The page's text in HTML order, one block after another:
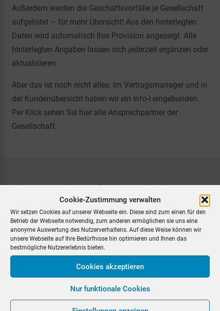
Cookie-Zustimmung verwalten
Wir setzen Cookies auf unserer Webseite ein. Diese sind zum einen für den
Betrieb der Webseite notwendig, zum anderen ermöglichen sie uns eine
anonyme Auswertung des Nutzerverhaltens. Auf diese Weise können wir
unsere Webseite auf Ihre Bedürfnisse hin optimieren und Ihnen das
bestmögliche Nutzererlebnis bieten.
Cookies akzeptieren
Nur funktionale Cookies
Außerdem werden die Geschäftsvorfälle je Gesellschaft
aufgelistet – für mehr Übersicht! Aus den hinterlegten
Daten wird automatisch Ihre Provision angezeigt. Alle
hinterlegten Angaben lassen sich jederzeit ergänzen oder
aktualisieren.
Aber das ist noch nicht alles: Im Vertragsmanager und in
der Kundenübersicht haben wir ein Info-I eingebunden.
Per Klick sehen Sie hier alle Ansprechpartner der
Gesellschaft.
Die Vorteile auf einen Blick
Schnellere Kontaktaufnahmedurch einen
Überblick über die jeweiligen Ansprechpartner
Mit einem KlickÜberblick über alle
Ansprechpartnerauch im Vertragsmanager und in
der Kundenübersicht (Info-I)
die Tarifierung über die verschiedenen